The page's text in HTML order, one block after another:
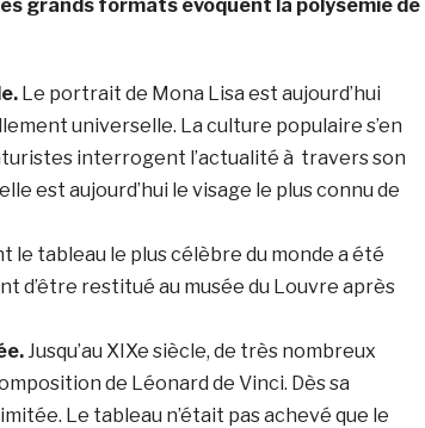
grands formats évoquent la polysémie de
Le portrait de Mona Lisa est aujourd’hui
universelle. La culture populaire s’en
interrogent l’actualité à travers son
est aujourd’hui le visage le plus connu de
le tableau le plus célèbre du monde a été
d’être restitué au musée du Louvre après
Jusqu’au XIXe siècle, de très nombreux
de Léonard de Vinci. Dès sa
Le tableau n’était pas achevé que le